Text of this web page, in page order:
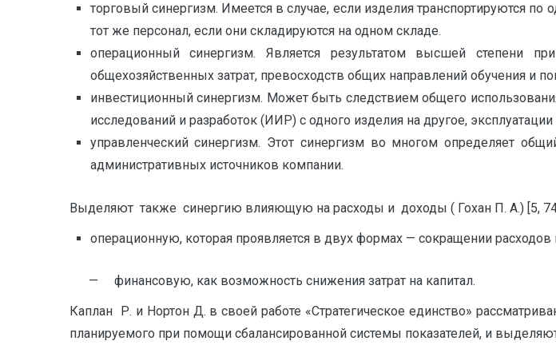
торговый синергизм. Имеется в случае, если изделия транспортируются
тот же персонал, если они складируются на одном складе.
операционный синергизм. Является результатом высшей степени
общехозяйственных затрат, превосходств общих направлений обучения и
инвестиционный синергизм. Может быть следствием общего
исследований и разработок (ИИР) с одного изделия на другое,
управленческий синергизм. Этот синергизм во многом определяет
административных источников компании.
Выделяют также синергию влияющую на расходы и доходы ( Гохан П. А.) [5,
операционную, которая проявляется в двух формах — сокращении расходов
— финансовую, как возможность снижения затрат на капитал.
Каплан Р. и Нортон Д. в своей работе «Стратегическое единство»
планируемого при помощи сбалансированной системы показателей, и